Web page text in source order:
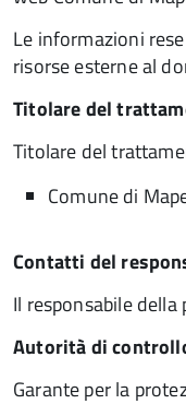
Le informazioni
risorse esterne al
Titolare del
Titolare del
Comune di
Contatti del
Il responsabile
Autorità di
Garante per la